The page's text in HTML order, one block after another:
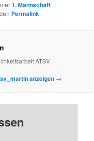
1. Mannschaft
Permalink.
ATSV
anzeigen →